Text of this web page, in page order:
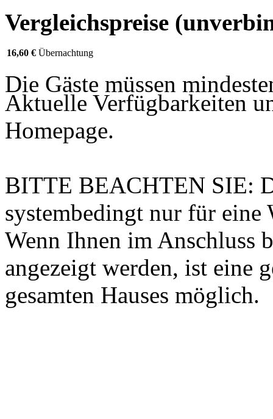
Vergleichspreise
16,60 € Übernachtung
Die Gäste müssen
Aktuelle Verfügbarkeiten
Homepage.
BITTE BEACHTEN SIE:
systembedingt nur für eine
Wenn Ihnen im Anschluss
angezeigt werden, ist eine
gesamten Hauses möglich.